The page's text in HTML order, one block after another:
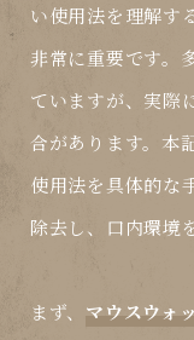
い使用法を理解す
非常に重要です。
ていますが、実際
合があります。本
使用法を具体的な
除去し、口内環境
まず、 マウスウォ